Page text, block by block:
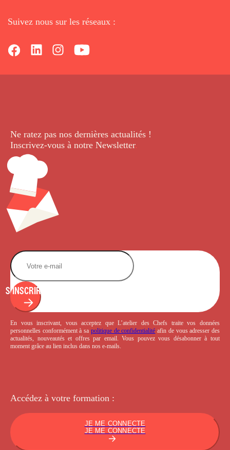
Suivez nous sur les réseaux :
Ne ratez pas nos dernières actualités !
Inscrivez-vous à notre Newsletter.
S'INSCRIRE
En vous inscrivant, vous acceptez que L’atelier des Chefs traite vos données
personnelles conformément à sa politique de confidentialité afin de vous adresser des
actualités, nouveautés et offres par email. Vous pouvez vous désabonner à tout
moment grâce au lien inclus dans nos e-mails.
Accédez à votre formation :
JE ME CONNECTE
JE ME CONNECTE